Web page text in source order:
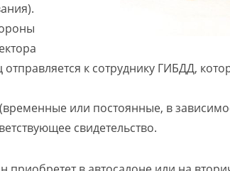
к сотруднику ГИБДД,
или постоянные, в
свидетельство.